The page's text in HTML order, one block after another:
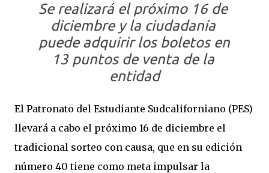
Se realizará el próximo 16 de
diciembre y la ciudadanía
puede adquirir los boletos en
13 puntos de venta de la
entidad
El Patronato del Estudiante Sudcaliforniano (PES)
llevará a cabo el próximo 16 de diciembre el
tradicional sorteo con causa, que en su edición
número 40 tiene como meta impulsar la